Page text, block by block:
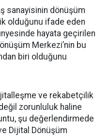
sanayisinin dönüşüm
olduğunu ifade eden
hayata geçirilen
Merkezi’nin bu
biri olduğunu
ve rekabetçilik
değil zorunluluk haline
şu değerlendirmede
Dijital Dönüşüm